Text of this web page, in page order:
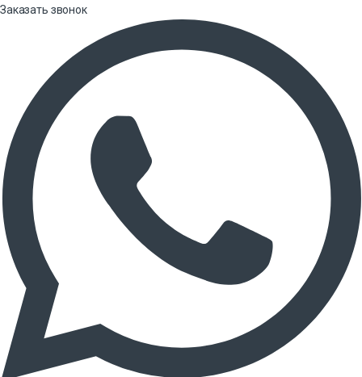
Заказать звонок